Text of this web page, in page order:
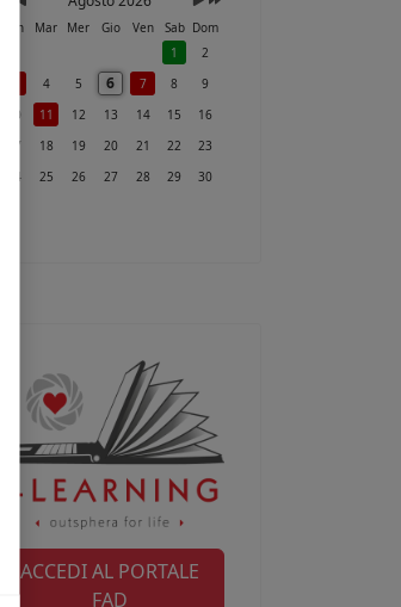
Lun Mar Mer Gio Ven Sab Dom
1
2
4 5 6 7 8
9
10
11 12 13 14 15
16
17
18 19 20 21 22
23
24
25 26 27 28 29
30
ACCEDI AL PORTALE
FAD